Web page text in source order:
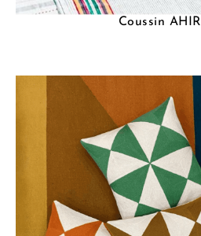
Coussin AHIR